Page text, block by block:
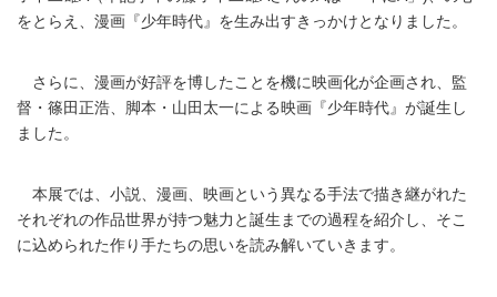
をとらえ、漫画『少年時代』を生み出すきっかけとなりました。
さらに、漫画が好評を博したことを機に映画化が企画され、監
督・篠田正浩、脚本・山田太一による映画『少年時代』が誕生し
ました。
本展では、小説、漫画、映画という異なる手法で描き継がれた
それぞれの作品世界が持つ魅力と誕生までの過程を紹介し、そこ
に込められた作り手たちの思いを読み解いていきます。